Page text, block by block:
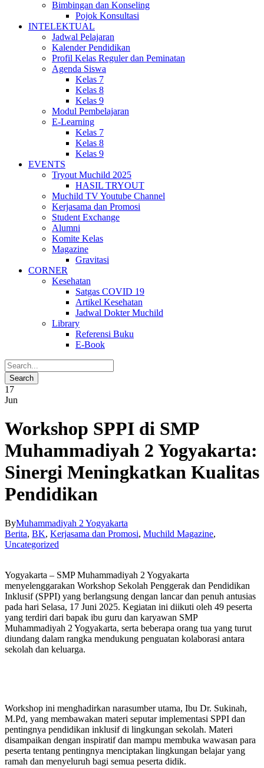
Bimbingan dan Konseling
Pojok Konsultasi
INTELEKTUAL
Jadwal Pelajaran
Kalender Pendidikan
Profil Kelas Reguler dan Peminatan
Agenda Siswa
Kelas 7
Kelas 8
Kelas 9
Modul Pembelajaran
E-Learning
Kelas 7
Kelas 8
Kelas 9
EVENTS
Tryout Muchild 2025
HASIL TRYOUT
Muchild TV Youtube Channel
Kerjasama dan Promosi
Student Exchange
Alumni
Komite Kelas
Magazine
Gravitasi
CORNER
Kesehatan
Satgas COVID 19
Artikel Kesehatan
Jadwal Dokter Muchild
Library
Referensi Buku
E-Book
17
Jun
Workshop SPPI di SMP
Muhammadiyah 2 Yogyakarta:
Sinergi Meningkatkan Kualitas
Pendidikan
ByMuhammadiyah 2 Yogyakarta
Berita, BK, Kerjasama dan Promosi, Muchild Magazine,
Uncategorized
Yogyakarta – SMP Muhammadiyah 2 Yogyakarta
menyelenggarakan Workshop Sekolah Penggerak dan Pendidikan
Inklusif (SPPI) yang berlangsung dengan lancar dan penuh antusias
pada hari Selasa, 17 Juni 2025. Kegiatan ini diikuti oleh 49 peserta
yang terdiri dari bapak ibu guru dan karyawan SMP
Muhammadiyah 2 Yogyakarta, serta beberapa orang tua yang turut
diundang dalam rangka mendukung penguatan kolaborasi antara
sekolah dan keluarga.
Workshop ini menghadirkan narasumber utama, Ibu Dr. Sukinah,
M.Pd, yang membawakan materi seputar implementasi SPPI dan
pentingnya pendidikan inklusif di lingkungan sekolah. Materi
disampaikan dengan inspiratif dan mampu membuka wawasan para
peserta tentang pentingnya menciptakan lingkungan belajar yang
ramah dan menyeluruh bagi semua peserta didik.